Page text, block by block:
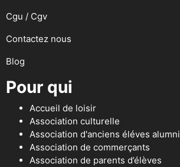
Cgu / Cgv
Contactez nous
Blog
Pour qui
Accueil de loisir
Association culturelle
Association d'anciens éléves alumni
Association de commerçants
Association de parents d’élèves